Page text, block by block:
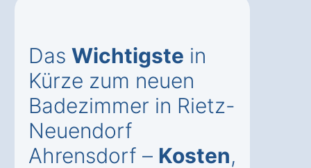
Das Wichtigste in
Kürze zum neuen
Badezimmer in Rietz-
Neuendorf
Ahrensdorf – Kosten,